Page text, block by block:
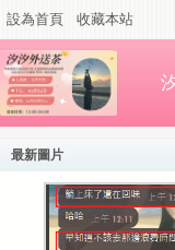
設為首頁 收藏本站
最新圖片